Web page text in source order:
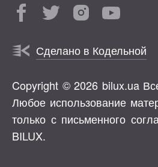
Сделано в Кодельной
Copyright © 2026 bilux.ua
Любое использование
только с письменного
BILUX.